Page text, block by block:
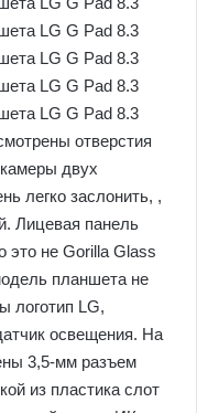
отверстия
двух
легко заслонить, ,
Лицевая панель
это не Gorilla Glass
планшета не
логотип LG,
освещения. На
3,5-мм разъем
из пластика слот